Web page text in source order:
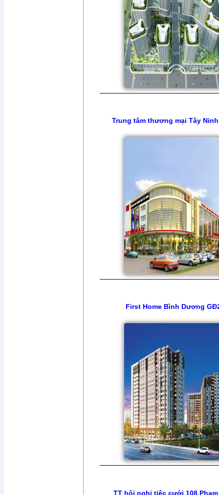
Trung tâm thương mại Tây
First Home Bình Dương
TT hội nghị tiệc cưới 108 Phạm